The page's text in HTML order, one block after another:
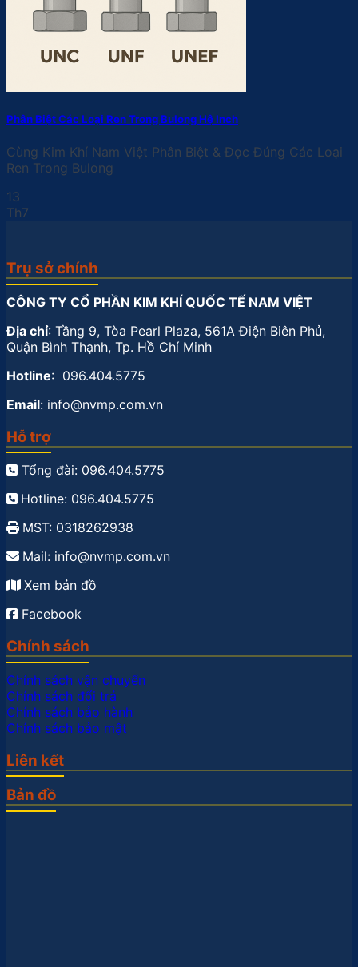
Phân Biệt Các Loại Ren Trong Bulong Hệ Inch
Cùng Kim Khí Nam Việt Phân Biệt & Đọc Đúng Các Loại
Ren Trong Bulong
13
Th7
Trụ sở chính
CÔNG TY CỔ PHẦN KIM KHÍ QUỐC TẾ NAM VIỆT
Địa chỉ: Tầng 9, Tòa Pearl Plaza, 561A Điện Biên Phủ,
Quận Bình Thạnh, Tp. Hồ Chí Minh
Hotline: 096.404.5775
Email: info@nvmp.com.vn
Hỗ trợ
Tổng đài: 096.404.5775
Hotline: 096.404.5775
MST: 0318262938
Mail: info@nvmp.com.vn
Xem bản đồ
Facebook
Chính sách
Chính sách vận chuyển
Chính sách đổi trả
Chính sách bảo hành
Chính sách bảo mật
Liên kết
Bản đồ